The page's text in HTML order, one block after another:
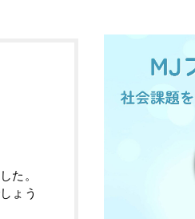
た。
ょう